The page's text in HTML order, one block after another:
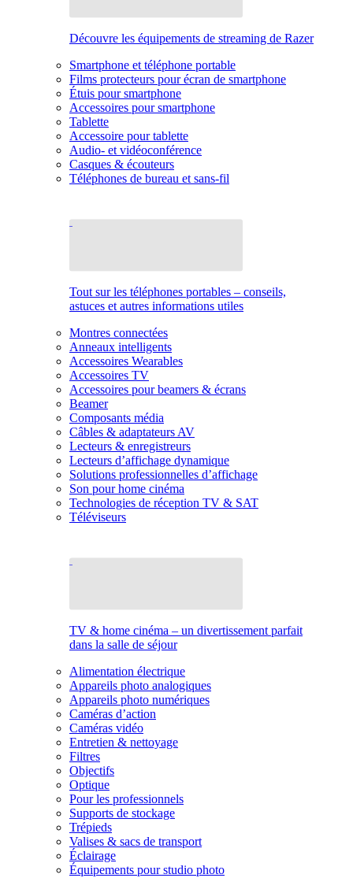
Découvre les équipements de streaming de Razer
Smartphone et téléphone portable
Films protecteurs pour écran de smartphone
Étuis pour smartphone
Accessoires pour smartphone
Tablette
Accessoire pour tablette
Audio- et vidéoconférence
Casques & écouteurs
Téléphones de bureau et sans-fil
Tout sur les téléphones portables – conseils,
astuces et autres informations utiles
Montres connectées
Anneaux intelligents
Accessoires Wearables
Accessoires TV
Accessoires pour beamers & écrans
Beamer
Composants média
Câbles & adaptateurs AV
Lecteurs & enregistreurs
Lecteurs d’affichage dynamique
Solutions professionnelles d’affichage
Son pour home cinéma
Technologies de réception TV & SAT
Téléviseurs
TV & home cinéma – un divertissement parfait
dans la salle de séjour
Alimentation électrique
Appareils photo analogiques
Appareils photo numériques
Caméras d’action
Caméras vidéo
Entretien & nettoyage
Filtres
Objectifs
Optique
Pour les professionnels
Supports de stockage
Trépieds
Valises & sacs de transport
Éclairage
Équipements pour studio photo